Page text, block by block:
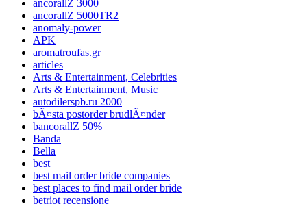
ancorallZ 3000
ancorallZ 5000TR2
anomaly-power
APK
aromatroufas.gr
articles
Arts & Entertainment, Celebrities
Arts & Entertainment, Music
autodilerspb.ru 2000
bÃ¤sta postorder brudlÃ¤nder
bancorallZ 50%
Banda
Bella
best
best mail order bride companies
best places to find mail order bride
betriot recensione